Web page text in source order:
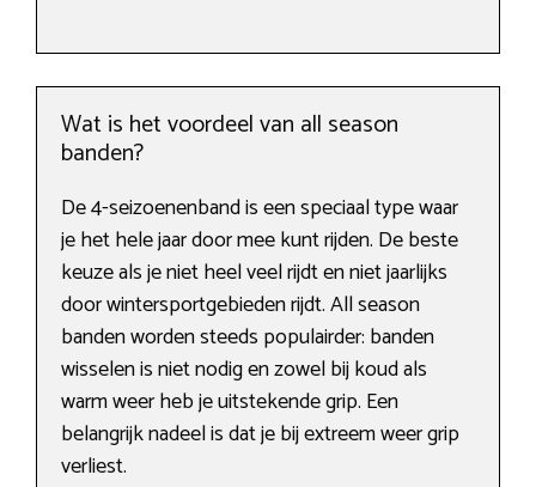
Wat is het voordeel van all season
banden?
De 4-seizoenenband is een speciaal type waar
je het hele jaar door mee kunt rijden. De beste
keuze als je niet heel veel rijdt en niet jaarlijks
door wintersportgebieden rijdt. All season
banden worden steeds populairder: banden
wisselen is niet nodig en zowel bij koud als
warm weer heb je uitstekende grip. Een
belangrijk nadeel is dat je bij extreem weer grip
verliest.